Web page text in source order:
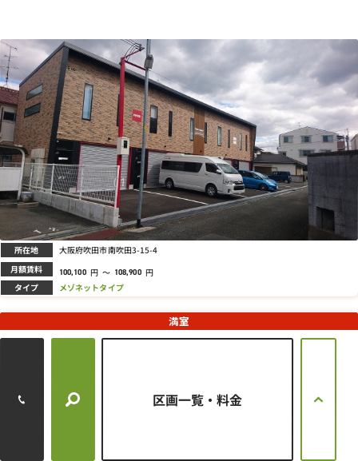
所在地 大阪府吹田市南吹田3-15-4
月額賃料 100,100 円 ～ 108,900 円
タイプ メゾネットタイプ
満室
区画一覧・料金